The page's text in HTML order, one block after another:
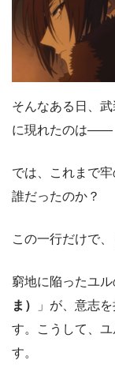
そんなある日、
に現れたのは――
では、これまで
誰だったのか？
この一行だけで
窮地に陥ったユル
ま）
」が、意志
す。こうして、
す。